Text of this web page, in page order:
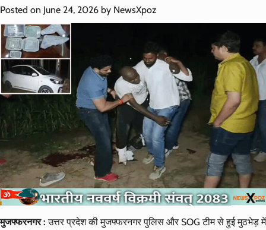
Posted on June 24, 2026 by NewsXpoz
मुजफ्फरनगर : उत्तर प्रदेश की मुजफ्फरनगर पुलिस और SOG टीम से हुई मुठभेड़ में